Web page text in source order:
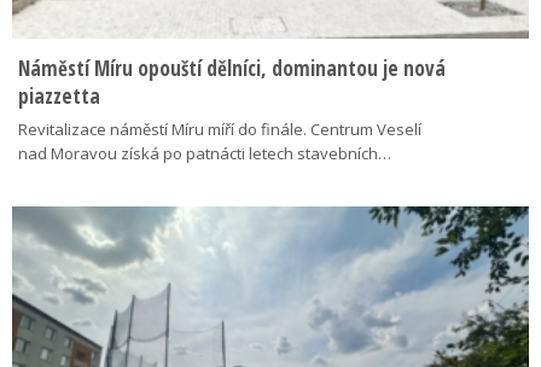
Náměstí Míru opouští dělníci, dominantou je nová
piazzetta
Revitalizace náměstí Míru míří do finále. Centrum Veselí
nad Moravou získá po patnácti letech stavebních…